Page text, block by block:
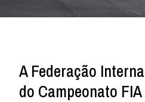
A Federação
do Campeonato